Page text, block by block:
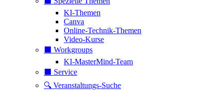
KI-Themen
Canva
Online-Technik-Themen
Video-Kurse
⬛️ Workgroups
KI-MasterMind-Team
⬛️ Service
🔍 Veranstaltungs-Suche